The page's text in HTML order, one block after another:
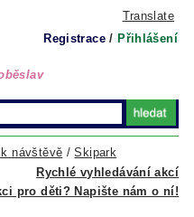
Translate
Registrace / Přihlášení
Rychlé vyhledávání akcí
návštěvě /Skipark
pro děti? Napište nám o ní!